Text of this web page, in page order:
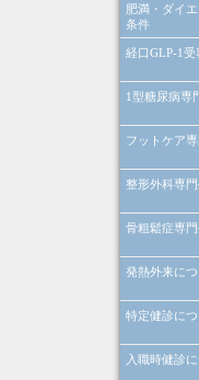
肥満・ダイ
条件
経口GLP-1
1型糖尿病専
フットケア
整形外科専
骨粗鬆症専
発熱外来に
特定健診に
入職時健診